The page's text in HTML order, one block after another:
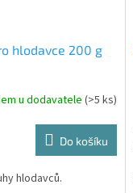
hlodavce 200 g
u dodavatele(>5 ks)
Do košíku
hlodavců.